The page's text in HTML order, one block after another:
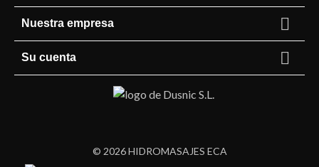
Nuestra empresa 
Su cuenta 
© 2026 HIDROMASAJES ECA